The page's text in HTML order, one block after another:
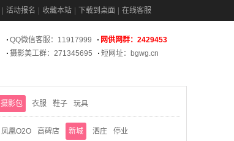
活动报名 收藏本站 下载到桌面 在线客服
QQ微信客服：11917999
网供网群：2429453
摄影美工群：271345695
短网址：bgwg.cn
摄影包 衣服 鞋子 玩具
凤凰O2O 高碑店 新城 泗庄 停业